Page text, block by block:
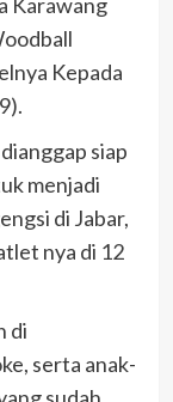
Kepada
siap
menjadi
di Jabar,
nya di 12
di
serta anak-